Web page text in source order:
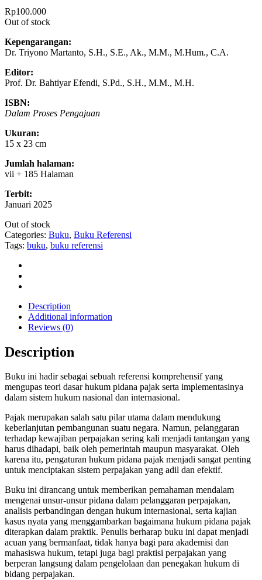
Rp100.000
Out of stock
Kepengarangan:
Dr. Triyono Martanto, S.H., S.E., Ak., M.M., M.Hum., C.A.
Editor:
Prof. Dr. Bahtiyar Efendi, S.Pd., S.H., M.M., M.H.
ISBN:
Dalam Proses Pengajuan
Ukuran:
15 x 23 cm
Jumlah halaman:
vii + 185 Halaman
Terbit:
Januari 2025
Out of stock
Categories: Buku, Buku Referensi
Tags: buku, buku referensi
Description
Additional information
Reviews (0)
Description
Buku ini hadir sebagai sebuah referensi komprehensif yang
mengupas teori dasar hukum pidana pajak serta implementasinya
dalam sistem hukum nasional dan internasional.
Pajak merupakan salah satu pilar utama dalam mendukung
keberlanjutan pembangunan suatu negara. Namun, pelanggaran
terhadap kewajiban perpajakan sering kali menjadi tantangan yang
harus dihadapi, baik oleh pemerintah maupun masyarakat. Oleh
karena itu, pengaturan hukum pidana pajak menjadi sangat penting
untuk menciptakan sistem perpajakan yang adil dan efektif.
Buku ini dirancang untuk memberikan pemahaman mendalam
mengenai unsur-unsur pidana dalam pelanggaran perpajakan,
analisis perbandingan dengan hukum internasional, serta kajian
kasus nyata yang menggambarkan bagaimana hukum pidana pajak
diterapkan dalam praktik. Penulis berharap buku ini dapat menjadi
acuan yang bermanfaat, tidak hanya bagi para akademisi dan
mahasiswa hukum, tetapi juga bagi praktisi perpajakan yang
berperan langsung dalam pengelolaan dan penegakan hukum di
bidang perpajakan.